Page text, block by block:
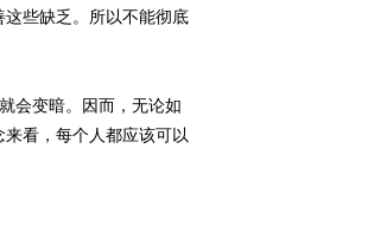
些缺乏。所以不能彻底
会变暗。因而，无论如
看，每个人都应该可以